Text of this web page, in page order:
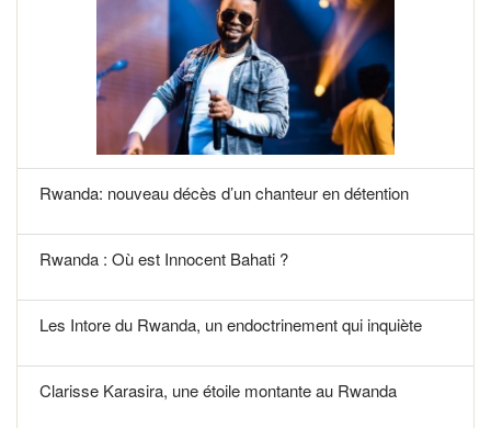
Rwanda: nouveau décès d’un chanteur en détention
Rwanda : Où est Innocent Bahati ?
Les Intore du Rwanda, un endoctrinement qui inquiète
Clarisse Karasira, une étoile montante au Rwanda